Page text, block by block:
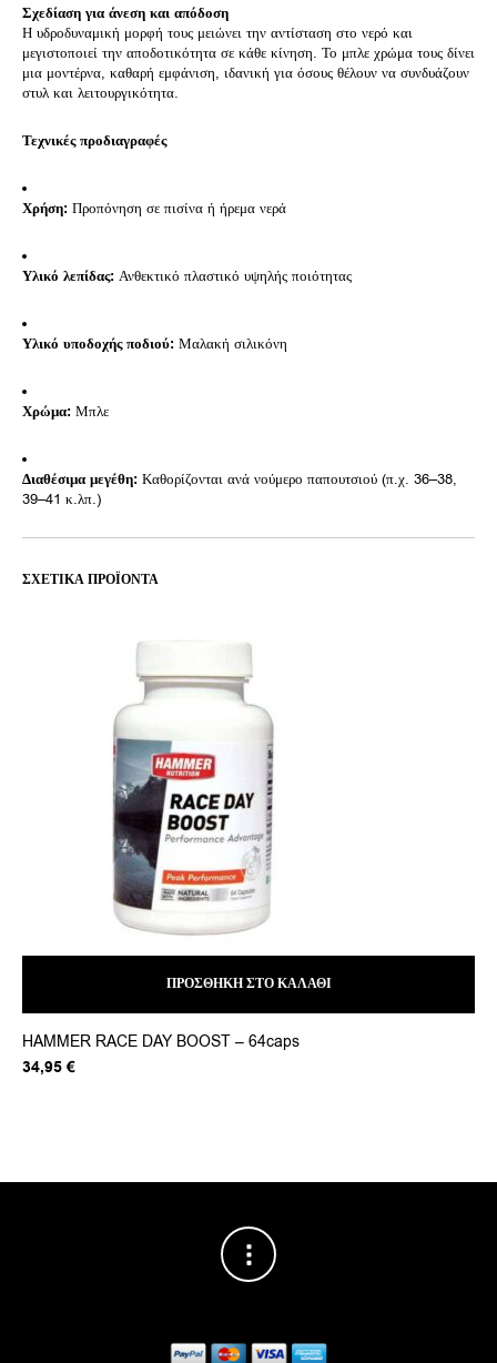
Σχεδίαση για άνεση και απόδοση
Η υδροδυναμική μορφή τους μειώνει την αντίσταση στο νερό και
μεγιστοποιεί την αποδοτικότητα σε κάθε κίνηση. Το μπλε χρώμα τους δίνει
μια μοντέρνα, καθαρή εμφάνιση, ιδανική για όσους θέλουν να συνδυάζουν
στυλ και λειτουργικότητα.
Τεχνικές προδιαγραφές
Χρήση: Προπόνηση σε πισίνα ή ήρεμα νερά
Υλικό λεπίδας: Ανθεκτικό πλαστικό υψηλής ποιότητας
Υλικό υποδοχής ποδιού: Μαλακή σιλικόνη
Χρώμα: Μπλε
Διαθέσιμα μεγέθη: Καθορίζονται ανά νούμερο παπουτσιού (π.χ. 36–38,
39–41 κ.λπ.)
ΣΧΕΤΙΚΆ ΠΡΟΪΌΝΤΑ
ΠΡΟΣΘΉΚΗ ΣΤΟ ΚΑΛΆΘΙ
HAMMER RACE DAY BOOST – 64caps
34,95 €